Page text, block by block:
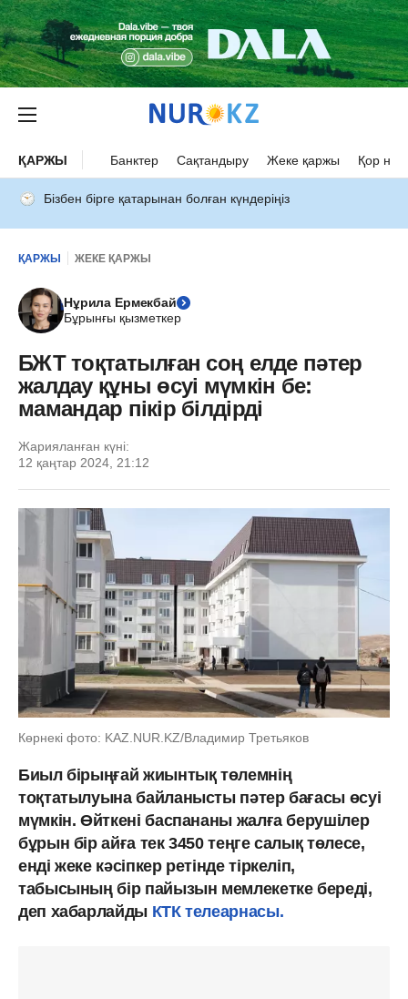
ҚАРЖЫ Банктер Сақтандыру Жеке қаржы Қор
Бізбен бірге қатарынан болған күндеріңіз
ҚАРЖЫ ЖЕКЕ ҚАРЖЫ
Нұрила Ермекбай
Бұрынғы қызметкер
БЖТ тоқтатылған соң елде пәтер
жалдау құны өсуі мүмкін бе:
мамандар пікір білдірді
Жарияланған күні:
12 қаңтар 2024, 21:12
Көрнекі фото: KAZ.NUR.KZ/Владимир Третьяков
Биыл бірыңғай жиынтық төлемнің
тоқтатылуына байланысты пәтер бағасы өсуі
мүмкін. Өйткені баспананы жалға берушілер
бұрын бір айға тек 3450 теңге салық төлесе,
енді жеке кәсіпкер ретінде тіркеліп,
табысының бір пайызын мемлекетке береді,
деп хабарлайды КТК телеарнасы.